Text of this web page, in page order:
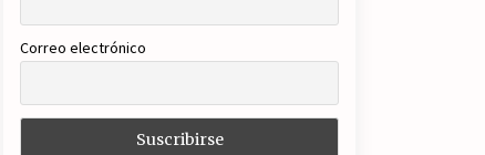
Correo electrónico